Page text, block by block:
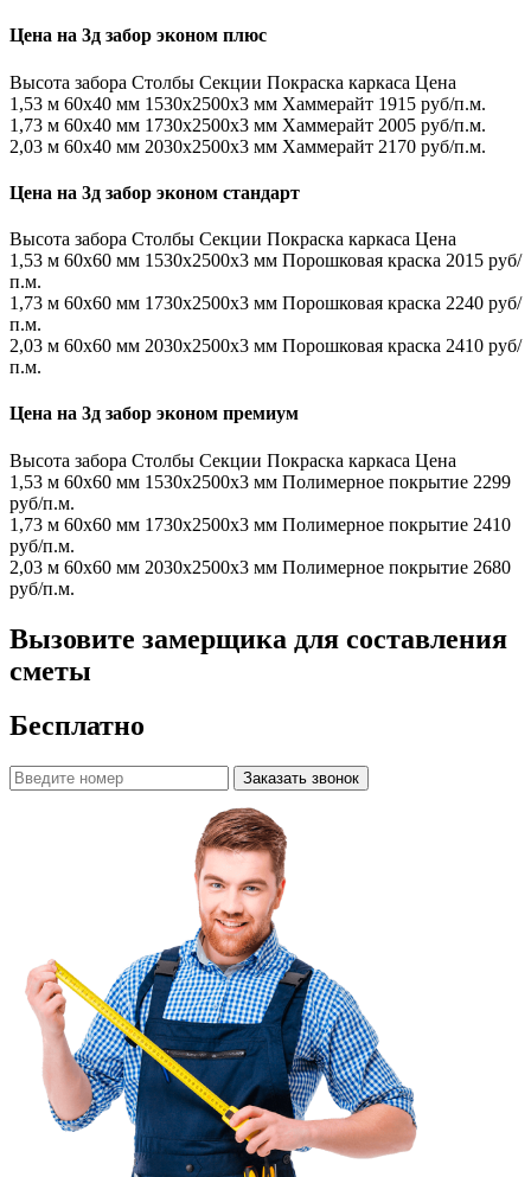
Цена на 3д забор эконом плюс
Высота забора Столбы Секции Покраска каркаса Цена
1,53 м 60х40 мм 1530x2500x3 мм Хаммерайт 1915 руб/п.м.
1,73 м 60х40 мм 1730x2500x3 мм Хаммерайт 2005 руб/п.м.
2,03 м 60х40 мм 2030x2500x3 мм Хаммерайт 2170 руб/п.м.
Цена на 3д забор эконом стандарт
Высота забора Столбы Секции Покраска каркаса Цена
1,53 м 60х60 мм 1530x2500x3 мм Порошковая краска 2015 руб/
п.м.
1,73 м 60х60 мм 1730x2500x3 мм Порошковая краска 2240 руб/
п.м.
2,03 м 60х60 мм 2030x2500x3 мм Порошковая краска 2410 руб/
п.м.
Цена на 3д забор эконом премиум
Высота забора Столбы Секции Покраска каркаса Цена
1,53 м 60х60 мм 1530x2500x3 мм Полимерное покрытие 2299
руб/п.м.
1,73 м 60х60 мм 1730x2500x3 мм Полимерное покрытие 2410
руб/п.м.
2,03 м 60х60 мм 2030x2500x3 мм Полимерное покрытие 2680
руб/п.м.
Вызовите замерщика для составления
сметы
Бесплатно
Заказать звонок